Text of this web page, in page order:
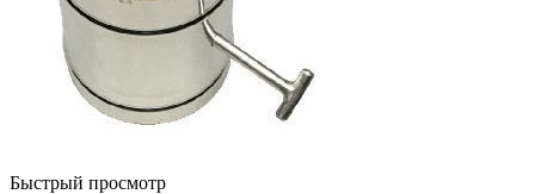
Быстрый просмотр